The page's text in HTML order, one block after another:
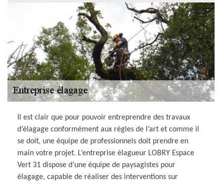
Il est clair que pour pouvoir entreprendre des travaux
d’élagage conformément aux règles de l’art et comme il
se doit, une équipe de professionnels doit prendre en
main votre projet. L’entreprise élagueur LOBRY Espace
Vert 31 dispose d’une équipe de paysagistes pour
élagage, capable de réaliser des interventions sur